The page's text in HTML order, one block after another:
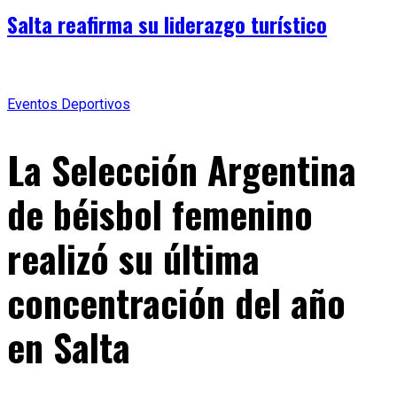
Salta reafirma su liderazgo turístico
Eventos Deportivos
La Selección Argentina
de béisbol femenino
realizó su última
concentración del año
en Salta